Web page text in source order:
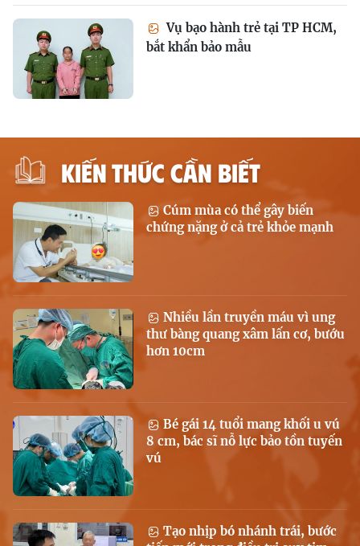
Vụ bạo hành trẻ tại TP HCM,
bắt khẩn bảo mẫu
KIẾN THỨC CẦN BIẾT
Cúm mùa có thể gây biến
chứng nặng ở cả trẻ khỏe mạnh
Nhiều lần truyền máu vì ung
thư bàng quang xâm lấn cơ, bướu
hơn 10cm
Bé gái 14 tuổi mang khối u vú
8 cm, bác sĩ nỗ lực bảo tồn tuyến
vú
Tạo nhịp bó nhánh trái, bước